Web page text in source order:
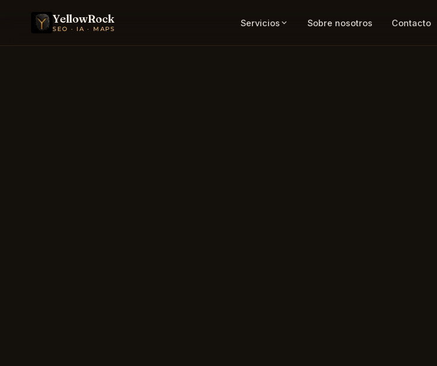
YellowRock
SEO · IA · MAPS
Servicios Sobre nosotros Contacto